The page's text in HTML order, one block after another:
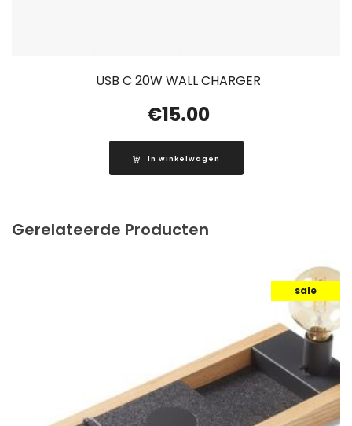
USB C 20W WALL CHARGER
€15.00
In winkelwagen
Gerelateerde Producten
sale